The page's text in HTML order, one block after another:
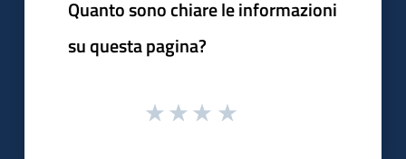
Quanto sono chiare le informazioni
su questa pagina?